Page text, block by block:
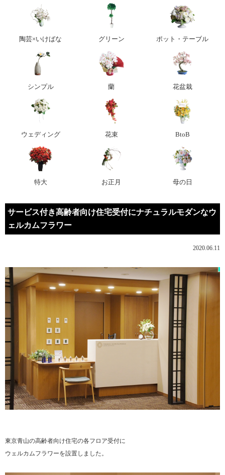
陶芸×いけばな グリーン ポット・テーブル
シンプル 蘭 花盆栽
ウェディング 花束 BtoB
特大 お正月 母の日
サービス付き高齢者向け住宅受付にナチュラルモダンなウ
ェルカムフラワー
2020.06.11
東京青山の高齢者向け住宅の各フロア受付に
ウェルカムフラワーを設置しました。